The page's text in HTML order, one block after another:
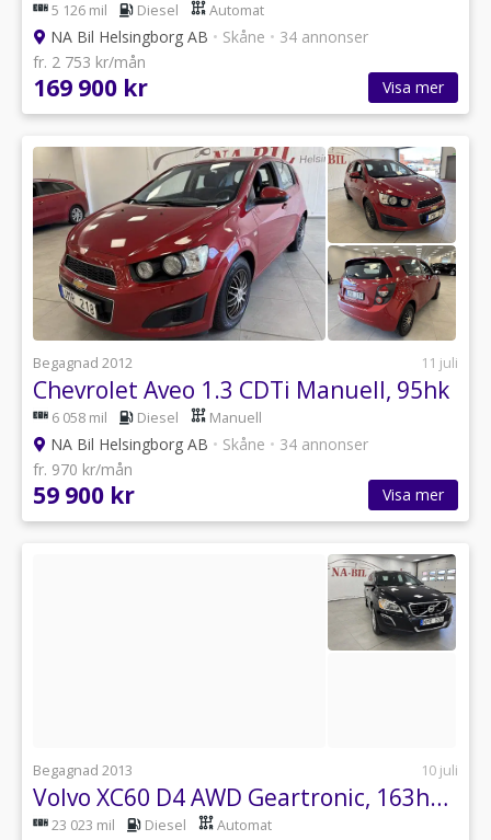
5 126 mil Diesel Automat
NA Bil Helsingborg AB • Skåne • 34 annonser
fr. 2 753 kr/mån
169 900 kr Visa mer
Begagnad 2012 11 juli
Chevrolet Aveo 1.3 CDTi Manuell, 95hk
6 058 mil Diesel Manuell
NA Bil Helsingborg AB • Skåne • 34 annonser
fr. 970 kr/mån
59 900 kr Visa mer
Begagnad 2013 10 juli
Volvo XC60 D4 AWD Geartronic, 163hk R-Design
23 023 mil Diesel Automat